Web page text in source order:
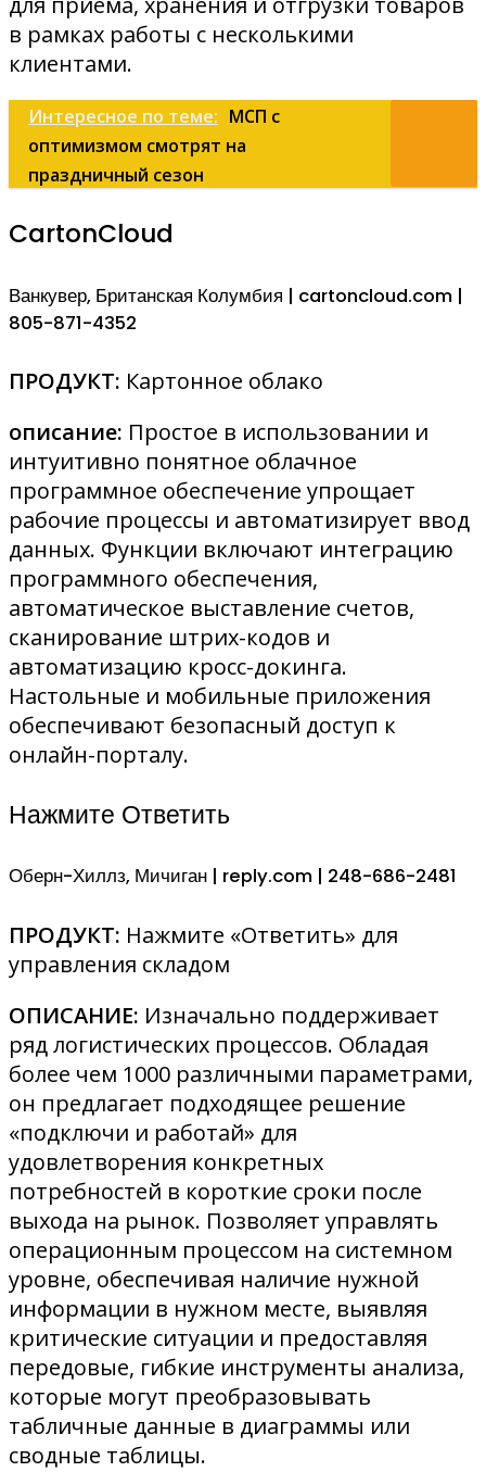
в рамках работы с несколькими
клиентами.
Интересное по теме: МСП с
оптимизмом смотрят на
праздничный сезон
CartonCloud
Ванкувер, Британская Колумбия | cartoncloud.com |
805-871-4352
ПРОДУКТ: Картонное облако
описание: Простое в использовании и
интуитивно понятное облачное
программное обеспечение упрощает
рабочие процессы и автоматизирует ввод
данных. Функции включают интеграцию
программного обеспечения,
автоматическое выставление счетов,
сканирование штрих-кодов и
автоматизацию кросс-докинга.
Настольные и мобильные приложения
обеспечивают безопасный доступ к
онлайн-порталу.
Нажмите Ответить
Оберн-Хиллз, Мичиган | reply.com | 248-686-2481
ПРОДУКТ: Нажмите «Ответить» для
управления складом
ОПИСАНИЕ: Изначально поддерживает
ряд логистических процессов. Обладая
более чем 1000 различными параметрами,
он предлагает подходящее решение
«подключи и работай» для
удовлетворения конкретных
потребностей в короткие сроки после
выхода на рынок. Позволяет управлять
операционным процессом на системном
уровне, обеспечивая наличие нужной
информации в нужном месте, выявляя
критические ситуации и предоставляя
передовые, гибкие инструменты анализа,
которые могут преобразовывать
табличные данные в диаграммы или
сводные таблицы.